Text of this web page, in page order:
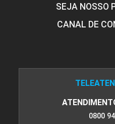
SEJA NOSSO
CANAL DE
0800